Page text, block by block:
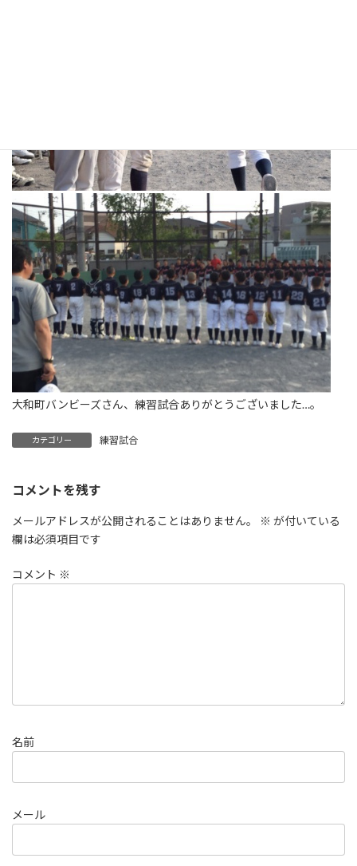
大和町バンビーズさん、練習試合ありがとうございました…。
カテゴリー 練習試合
コメントを残す
メールアドレスが公開されることはありません。 ※ が付いている
欄は必須項目です
コメント ※
名前
メール